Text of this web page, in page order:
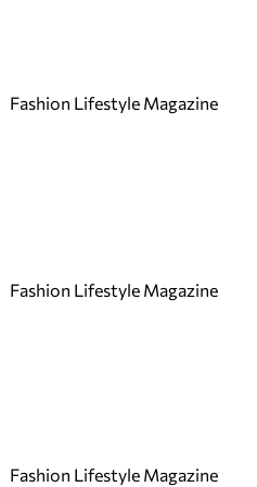
Fashion Lifestyle Magazine
Fashion Lifestyle Magazine
Fashion Lifestyle Magazine